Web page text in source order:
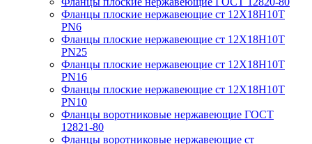
Фланцы плоские нержавеющие ст 12Х18Н10Т
PN6
Фланцы плоские нержавеющие ст 12Х18Н10Т
PN25
Фланцы плоские нержавеющие ст 12Х18Н10Т
PN16
Фланцы плоские нержавеющие ст 12Х18Н10Т
PN10
Фланцы воротниковые нержавеющие ГОСТ
12821-80
Фланцы воротниковые нержавеющие ст